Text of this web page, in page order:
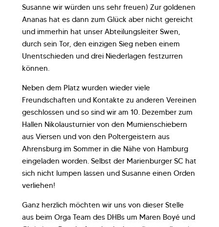
Susanne wir würden uns sehr freuen) Zur goldenen
Ananas hat es dann zum Glück aber nicht gereicht
und immerhin hat unser Abteilungsleiter Swen,
durch sein Tor, den einzigen Sieg neben einem
Unentschieden und drei Niederlagen festzurren
können.
Neben dem Platz wurden wieder viele
Freundschaften und Kontakte zu anderen Vereinen
geschlossen und so sind wir am 10. Dezember zum
Hallen Nikolausturnier von den Mumienschiebern
aus Viersen und von den Poltergeistern aus
Ahrensburg im Sommer in die Nähe von Hamburg
eingeladen worden. Selbst der Marienburger SC hat
sich nicht lumpen lassen und Susanne einen Orden
verliehen!
Ganz herzlich möchten wir uns von dieser Stelle
aus beim Orga Team des DHBs um Maren Boyé und